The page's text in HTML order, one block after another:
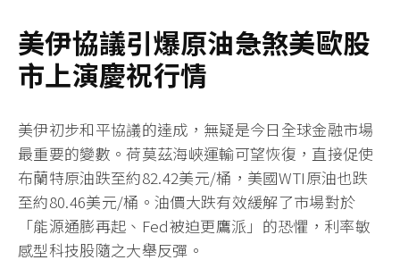
美伊協議引爆原油急煞美歐股
市上演慶祝行情
美伊初步和平協議的達成，無疑是今日全球金融市場
最重要的變數。荷莫茲海峽運輸可望恢復，直接促使
布蘭特原油跌至約82.42美元/桶，美國WTI原油也跌
至約80.46美元/桶。油價大跌有效緩解了市場對於
「能源通膨再起、Fed被迫更鷹派」的恐懼，利率敏
感型科技股隨之大舉反彈。